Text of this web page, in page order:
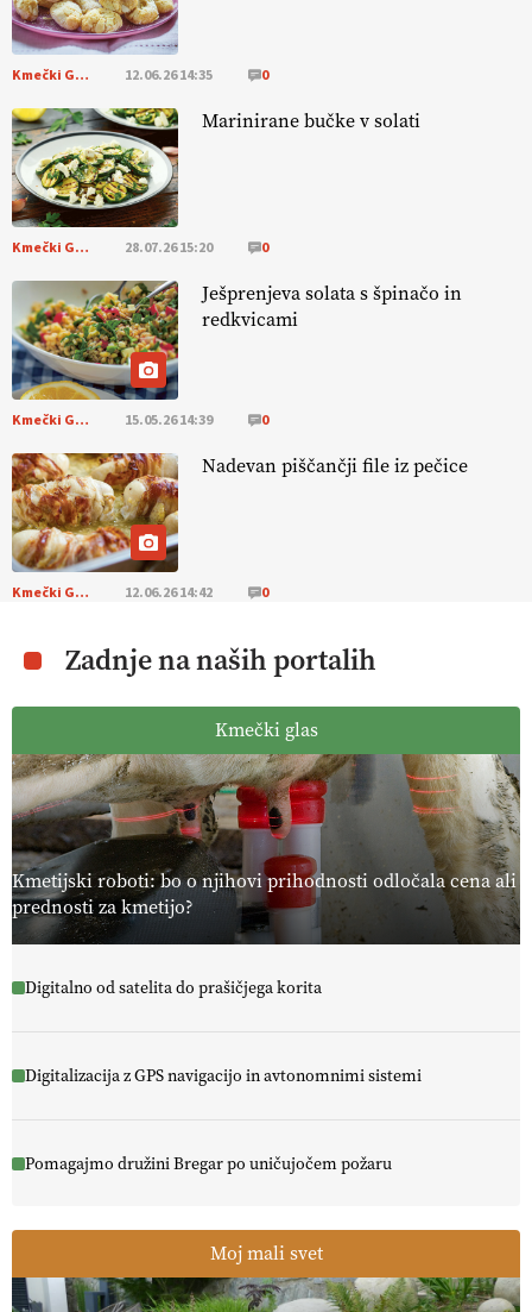
pomembnejši od izgleda
EKOloško = logično: ekološka kmetija PR'
RAKARI
Kmečki Glas 12.06.26 14:35 0
Marinirane bučke v solati
Kmečki Glas 28.07.26 15:20 0
Ješprenjeva solata s špinačo in
redkvicami
Kmečki Glas 15.05.26 14:39 0
Nadevan piščančji file iz pečice
Kmečki Glas 12.06.26 14:42 0
Zadnje na naših portalih
Kmečki glas
Kmetijski roboti: bo o njihovi prihodnosti odločala cena ali
prednosti za kmetijo?
Digitalno od satelita do prašičjega korita
Digitalizacija z GPS navigacijo in avtonomnimi sistemi
Pomagajmo družini Bregar po uničujočem požaru
Moj mali svet